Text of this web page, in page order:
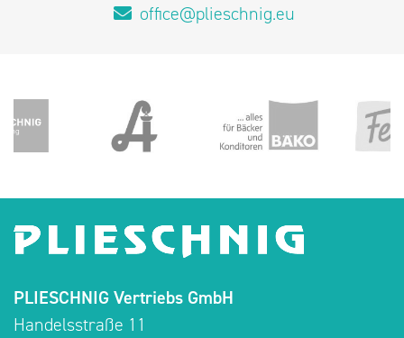
office@plieschnig.eu
PLIESCHNIG Vertriebs GmbH
Handelsstraße 11